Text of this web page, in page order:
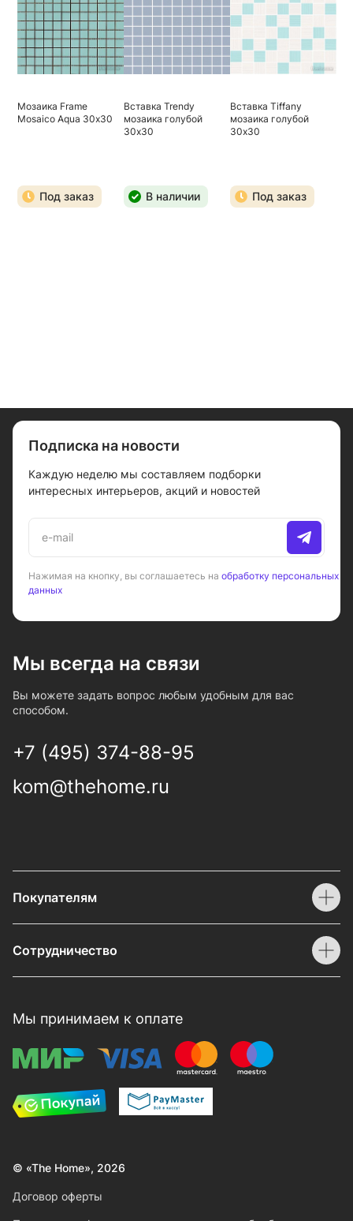
Мозаика Frame
Mosaico Aqua 30х30
Под заказ
Вставка Trendy
мозаика голубой
30х30
В наличии
Вставка Tiffany
мозаика голубой
30х30
Под заказ
Подписка на новости
Каждую неделю мы составляем подборки
интересных интерьеров, акций и новостей
Нажимая на кнопку, вы соглашаетесь на обработку персональных
данных
Мы всегда на связи
Вы можете задать вопрос любым удобным для вас
способом.
+7 (495) 374-88-95
kom@thehome.ru
Покупателям
Сотрудничество
Мы принимаем к оплате
© «The Home», 2026
Договор оферты